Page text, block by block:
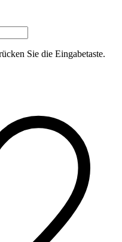
Sie die Eingabetaste.